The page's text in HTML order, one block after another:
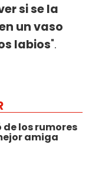
si se la
un vaso
labios".
los rumores
amiga